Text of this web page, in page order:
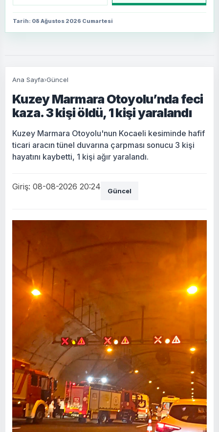
Tarih: 08 Ağustos 2026 Cumartesi
Ana Sayfa›Güncel
Kuzey Marmara Otoyolu’nda feci
kaza. 3 kişi öldü, 1 kişi yaralandı
Kuzey Marmara Otoyolu'nun Kocaeli kesiminde hafif
ticari aracın tünel duvarına çarpması sonucu 3 kişi
hayatını kaybetti, 1 kişi ağır yaralandı.
Giriş: 08-08-2026 20:24 Güncel